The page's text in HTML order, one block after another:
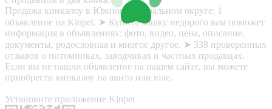
Продажа кинкалоу в Южном федеральном округе: 1
объявление на Kinpet. ➤ Купить кошку недорого вам поможет
информация в объявлениях: фото, видео, цена, описание,
документы, родословная и многое другое. ➤ 338 проверенных
отзывов о питомниках, заводчиках и частных продавцах.
Если вы не нашли объявление на нашем сайте, вы можете
приобрести кинкалоу на авито или юле.
Установите приложение Kinpet